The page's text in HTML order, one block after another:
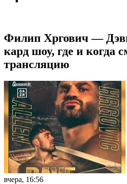
Филип Хргович —
кард шоу, где и когда
трансляцию
вчера, 16:56